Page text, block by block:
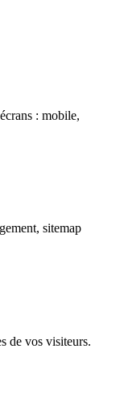
: mobile,
sitemap
de vos visiteurs.